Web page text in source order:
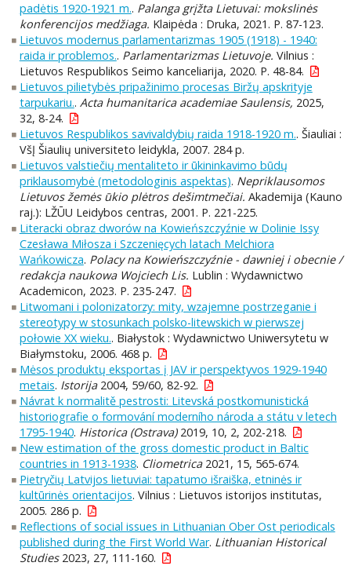
padėtis 1920-1921 m.. Palanga grįžta Lietuvai: mokslinės
konferencijos medžiaga. Klaipėda : Druka, 2021. P. 87-123.
Lietuvos modernus parlamentarizmas 1905 (1918) - 1940:
raida ir problemos.. Parlamentarizmas Lietuvoje. Vilnius :
Lietuvos Respublikos Seimo kanceliarija, 2020. P. 48-84.
Lietuvos pilietybės pripažinimo procesas Biržų apskrityje
tarpukariu.. Acta humanitarica academiae Saulensis, 2025,
32, 8-24.
Lietuvos Respublikos savivaldybių raida 1918-1920 m.. Šiauliai :
VšĮ Šiaulių universiteto leidykla, 2007. 284 p.
Lietuvos valstiečių mentaliteto ir ūkininkavimo būdų
priklausomybė (metodologinis aspektas). Nepriklausomos
Lietuvos žemės ūkio plėtros dešimtmečiai. Akademija (Kauno
raj.): LŽŪU Leidybos centras, 2001. P. 221-225.
Literacki obraz dworów na Kowieńszczyźnie w Dolinie Issy
Czesława Miłosza i Szczenięcych latach Melchiora
Wańkowicza. Polacy na Kowieńszczyźnie - dawniej i obecnie /
redakcja naukowa Wojciech Lis. Lublin : Wydawnictwo
Academicon, 2023. P. 235-247.
Litwomani i polonizatorzy: mity, wzajemne postrzeganie i
stereotypy w stosunkach polsko-litewskich w pierwszej
połowie XX wieku.. Białystok : Wydawnictwo Uniwersytetu w
Białymstoku, 2006. 468 p.
Mėsos produktų eksportas į JAV ir perspektyvos 1929-1940
metais. Istorija2004, 59/60, 82-92.
Návrat k normalitě pestrosti: Litevská postkomunistická
historiografie o formování moderního národa a státu v letech
1795-1940. Historica (Ostrava)2019, 10, 2, 202-218.
New estimation of the gross domestic product in Baltic
countries in 1913-1938. Cliometrica2021, 15, 565-674.
Pietryčių Latvijos lietuviai: tapatumo išraiška, etninės ir
kultūrinės orientacijos. Vilnius : Lietuvos istorijos institutas,
2005. 286 p.
Reflections of social issues in Lithuanian Ober Ost periodicals
published during the First World War. Lithuanian Historical
Studies2023, 27, 111-160.